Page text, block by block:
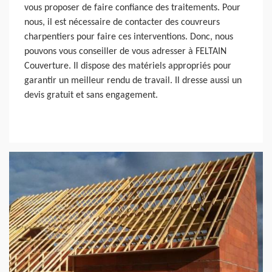
vous proposer de faire confiance des traitements. Pour
nous, il est nécessaire de contacter des couvreurs
charpentiers pour faire ces interventions. Donc, nous
pouvons vous conseiller de vous adresser à FELTAIN
Couverture. Il dispose des matériels appropriés pour
garantir un meilleur rendu de travail. Il dresse aussi un
devis gratuit et sans engagement.